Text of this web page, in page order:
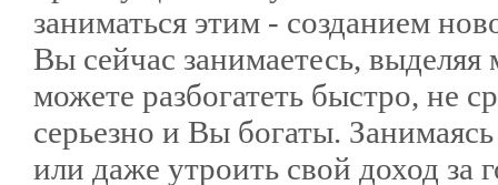
заниматься этим - созданием
Вы сейчас занимаетесь,
можете разбогатеть быстро, не
серьезно и Вы богаты.
или даже утроить свой доход